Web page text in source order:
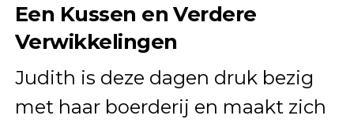
Een Kussen en Verdere
Verwikkelingen
Judith is deze dagen druk bezig
met haar boerderij en maakt zich